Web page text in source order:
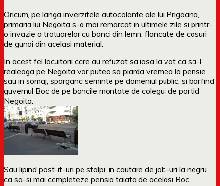
Oricum, pe langa inverzitele autocolante ale lui Prigoana,
primaria lui Negoita s-a mai remarcat in ultimele zile si printr-
o invazie a trotuarelor cu banci din lemn, flancate de cosuri
de gunoi din acelasi material.
In acest fel locuitorii care au refuzat sa iasa la vot ca sa-l
realeaga pe Negoita vor putea sa piarda vremea la pensie
sau in somaj, spargand seminte pe domeniul public, si barfind
guvernul Boc de pe bancile montate de colegul de partid
Negoita.
Sau lipind post-it-uri pe stalpi, in cautare de job-uri la negru
ca sa-si mai completeze pensia taiata de acelasi Boc…